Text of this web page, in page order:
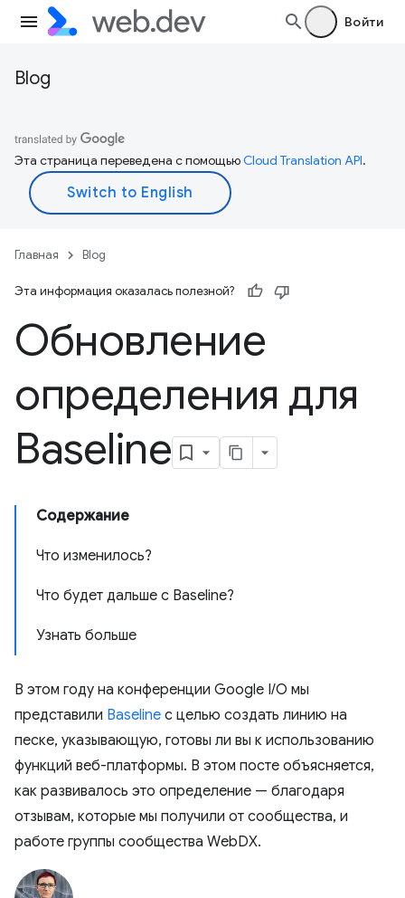
Войти
Blog
Эта страница переведена с помощьюCloud Translation API.
Главная Blog
Эта информация оказалась полезной?
Обновление
определения для
Baseline
Содержание
Что изменилось?
Что будет дальше с Baseline?
Узнать больше
В этом году на конференции Google I/O мы
представили Baseline с целью создать линию на
песке, указывающую, готовы ли вы к использованию
функций веб-платформы. В этом посте объясняется,
как развивалось это определение — благодаря
отзывам, которые мы получили от сообщества, и
работе группы сообщества WebDX.